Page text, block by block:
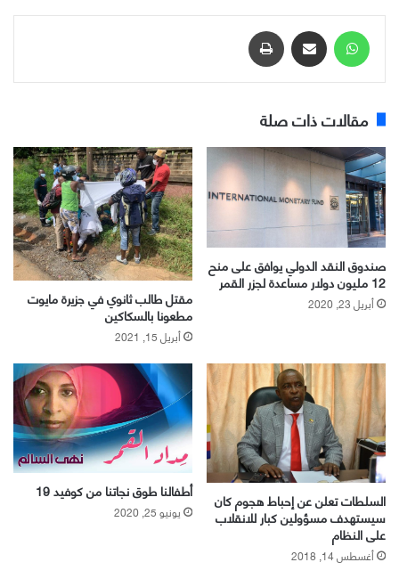
مقالات ذات صلة
صندوق النقد الدولي يوافق على منح
12 مليون دولار مساعدة لجزر القمر
أبريل 23, 2020 مقتل طالب ثانوي في جزيرة مايوت
مطعونا بالسكاكين
أبريل 15, 2021
السلطات تعلن عن إحباط هجوم كان
سيستهدف مسؤولين كبار للانقلاب
على النظام
أغسطس 14, 2018
أطفالنا طوق نجاتنا من كوفيد 19
يونيو 25, 2020